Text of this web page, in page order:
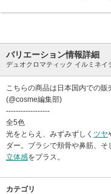
バリエーション情報詳細
デュオクロマティック イルミネ
こちらの商品は日本国内での販
(@cosme編集部)
------------------
全5色
光をとらえ、みずみずしく ツヤ
ダー。ブラシで頬骨や鼻筋、そ
立体感をプラス。
カテゴリ